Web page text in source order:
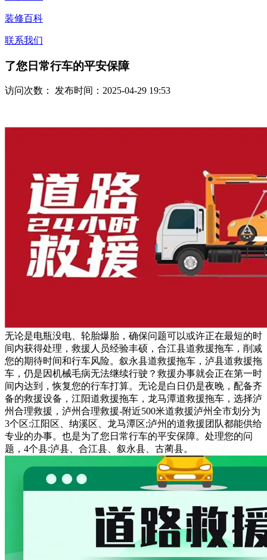
装修百科
联系我们
了您日常行车的平安保障
访问次数： 发布时间：2025-04-29 19:53
无论是电瓶没电、轮胎爆胎，确保问题可以或许正在最短的时
间内获得处理，救援人员经验丰硕，合江县道救援拖车，削减
您的期待时间和行车风险。叙永县道救援拖车，泸县道救援拖
车，仍是因机械毛病无法继续行驶？救援办事就会正在第一时
间内达到，恢复您的行车打算。无论是白日仍是夜晚，配备齐
备的救援设备，江阳道救援拖车，龙马潭道救援拖车，选择泸
州合理救援，泸州合理救援-附近500米道救援泸州全市划分为
3个区:江阳区、纳溪区、龙马潭区;泸州的道救援团队都能供给
专业的办事。也是为了您日常行车的平安保障。处理您的问
题，4个县:泸县、合江县、叙永县、古蔺县。